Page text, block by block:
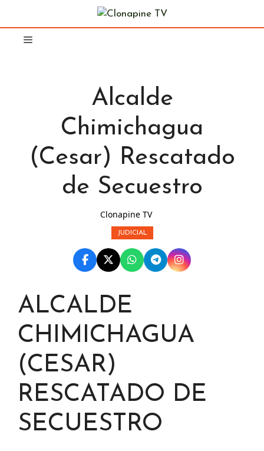
contenido
Alcalde
Chimichagua
(Cesar) Rescatado
de Secuestro
Clonapine TV
JUDICIAL
ALCALDE
CHIMICHAGUA
(CESAR)
RESCATADO DE
SECUESTRO